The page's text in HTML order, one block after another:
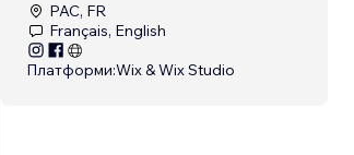
PAC, FR
Français, English
Платформи:Wix & Wix Studio